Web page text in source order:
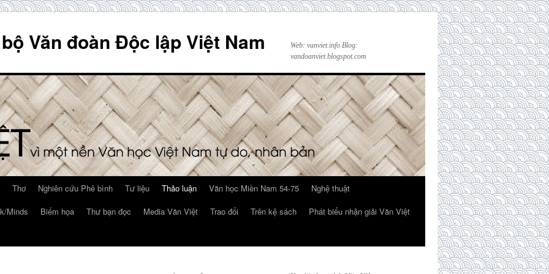
Văn đoàn Độc lập Việt Nam
Web: vanviet.info Blog:
vandoanviet.blogspot.com
Thơ Nghiên cứu Phê bình Tư liệu Thảo luận Văn học Miền Nam 54-75
Nghệ thuật
Minds Biếm họa Thư bạn đọc Media Văn Việt Trao đổi Trên kệ sách
Phát biểu nhận giải Văn Việt